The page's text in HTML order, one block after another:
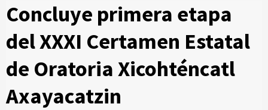
Concluye primera etapa
del XXXI Certamen Estatal
de Oratoria Xicohténcatl
Axayacatzin